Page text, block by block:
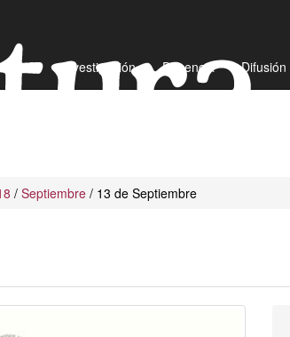
Investigación Docencia Difusión
/ Septiembre / 13 de Septiembre